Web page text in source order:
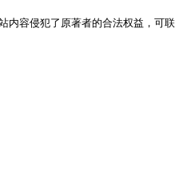
内容侵犯了原著者的合法权益，可联